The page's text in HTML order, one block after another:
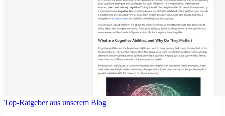
Top-Ratgeber aus unserem Blog